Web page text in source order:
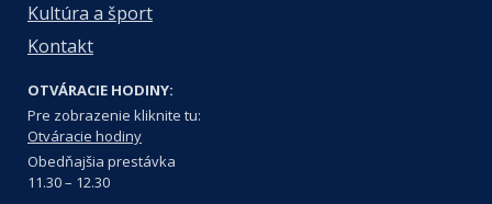
Kultúra a šport
Kontakt
OTVÁRACIE HODINY:
Pre zobrazenie kliknite tu:
Otváracie hodiny
Obedňajšia prestávka
11.30 – 12.30